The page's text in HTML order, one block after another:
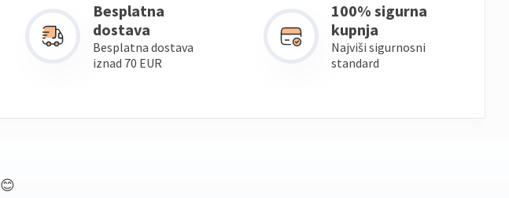
Besplatna
dostava
Besplatna dostava
iznad 70 EUR
100% sigurna
kupnja
Najviši sigurnosni
standard
😊